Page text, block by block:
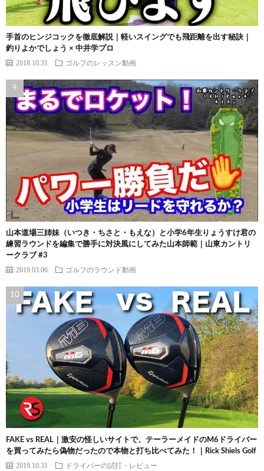
手首のヒンジコックを徹底解説｜軽いスイングでも飛距離を出す秘訣｜
釣りよかでしょう × 中井学プロ
2018.10.31 ゴルフのレッスン動画
山本道場三姉妹（いつき・ちさと・もえな）と小学6年生りょうすけ君の
練習ラウンドを編集で勝手に対決風にしてみた山本師範｜山東カントリ
ークラブ #3
2019.03.06 ゴルフのラウンド動画
FAKE vs REAL｜激安の怪しいサイトで、テーラーメイドのM6ドライバー
を買ってみたら偽物だったので本物と打ち比べてみた！｜Rick Shiels Golf
2019.10.31 ドライバーの試打・レビュー